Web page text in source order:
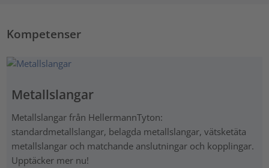
Kompetenser
Metallslangar
Metallslangar från HellermannTyton:
standardmetallslangar, belagda metallslangar, vätsketäta
metallslangar och matchande anslutningar och kopplingar.
Upptäcker mer nu!